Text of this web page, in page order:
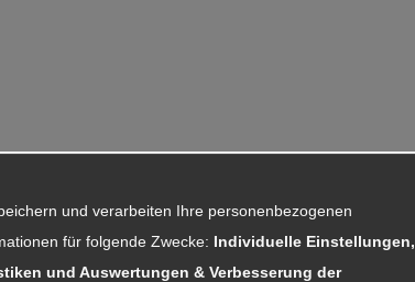
und verarbeiten Ihre personenbezogenen
für folgende Zwecke: Individuelle Einstellungen,
und Auswertungen & Verbesserung der